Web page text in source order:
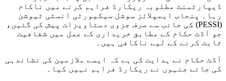
ڈیپارٹمنٹ مطلوبہ ریکارڈ فراہم کرنے میں ناکام
رہا۔ پنجاب ایمپلائز سوشل سیکیورٹی انسٹی ٹیوشن
(PESSI) کی جانب سے صرف جزوی دستاویزات پیش کی گئیں،
جو آڈٹ حکام کے مطابق خریداری کے عمل میں شفافیت
ثابت کرنے کے لیے ناکافی ہیں۔
آڈٹ حکام نے ہدایت کی ہے کہ ایسے ملازمین کی نشاندہی
کی جائے جنہوں نے ریکارڈ فراہم نہیں کیا۔